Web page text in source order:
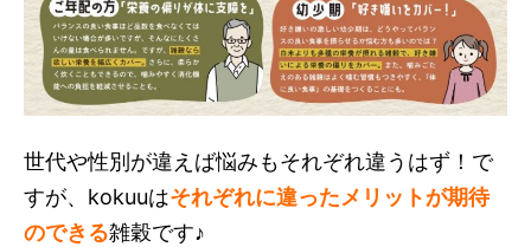
世代や性別が違えば悩みもそれぞれ違うはず！で
すが、kokuuはそれぞれに違ったメリットが期待
のできる雑穀です♪